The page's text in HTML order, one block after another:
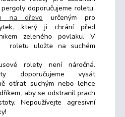
doporučujeme roletu
na dřevo určeným pro
který ji chrání před
zeleného povlaku. V
roletu uložte na suchém
rolety není náročná.
doporučujeme vysát
otírat suchým nebo lehce
aby se odstranil prach
Nepoužívejte agresivní